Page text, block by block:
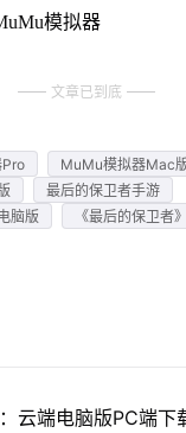
模拟器
文章已到底
MuMu模拟器Mac
最后的保卫者手游
脑版
《最后的保卫者
云端电脑版PC端下